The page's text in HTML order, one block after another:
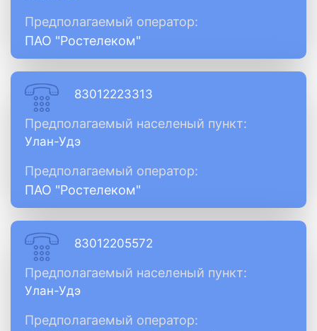
Предполагаемый оператор:
ПАО "Ростелеком"
83012223313
Предполагаемый населеный пункт:
Улан-Удэ
Предполагаемый оператор:
ПАО "Ростелеком"
83012205572
Предполагаемый населеный пункт:
Улан-Удэ
Предполагаемый оператор: